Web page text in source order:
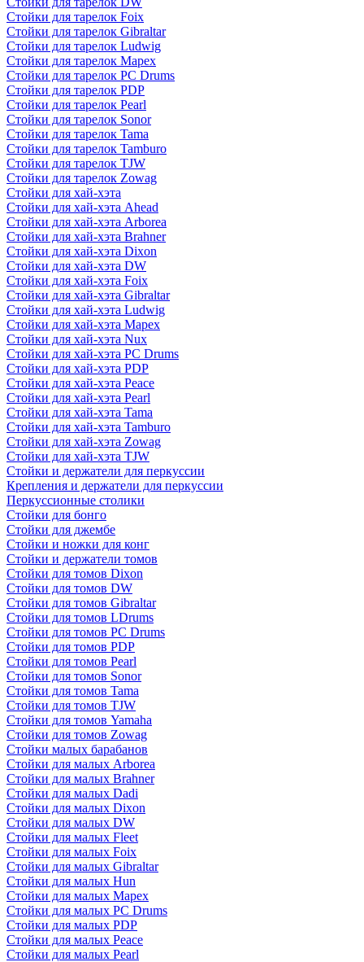
Стойки для тарелок Foix
Стойки для тарелок Gibraltar
Стойки для тарелок Ludwig
Стойки для тарелок Mapex
Стойки для тарелок PC Drums
Стойки для тарелок PDP
Стойки для тарелок Pearl
Стойки для тарелок Sonor
Стойки для тарелок Tama
Стойки для тарелок Tamburo
Стойки для тарелок TJW
Стойки для тарелок Zowag
Стойки для хай-хэта
Стойки для хай-хэта Ahead
Стойки для хай-хэта Arborea
Стойки для хай-хэта Brahner
Стойки для хай-хэта Dixon
Стойки для хай-хэта DW
Стойки для хай-хэта Foix
Стойки для хай-хэта Gibraltar
Стойки для хай-хэта Ludwig
Стойки для хай-хэта Mapex
Стойки для хай-хэта Nux
Стойки для хай-хэта PC Drums
Стойки для хай-хэта PDP
Стойки для хай-хэта Peace
Стойки для хай-хэта Pearl
Стойки для хай-хэта Tama
Стойки для хай-хэта Tamburo
Стойки для хай-хэта Zowag
Стойки для хай-хэта TJW
Стойки и держатели для перкуссии
Крепления и держатели для перкуссии
Перкуссионные столики
Стойки для бонго
Стойки для джембе
Стойки и ножки для конг
Стойки и держатели томов
Стойки для томов Dixon
Стойки для томов DW
Стойки для томов Gibraltar
Стойки для томов LDrums
Стойки для томов PC Drums
Стойки для томов PDP
Стойки для томов Pearl
Стойки для томов Sonor
Стойки для томов Tama
Стойки для томов TJW
Стойки для томов Yamaha
Стойки для томов Zowag
Стойки малых барабанов
Стойки для малых Arborea
Стойки для малых Brahner
Стойки для малых Dadi
Стойки для малых Dixon
Стойки для малых DW
Стойки для малых Fleet
Стойки для малых Foix
Стойки для малых Gibraltar
Стойки для малых Hun
Стойки для малых Mapex
Стойки для малых PC Drums
Стойки для малых PDP
Стойки для малых Peace
Стойки для малых Pearl